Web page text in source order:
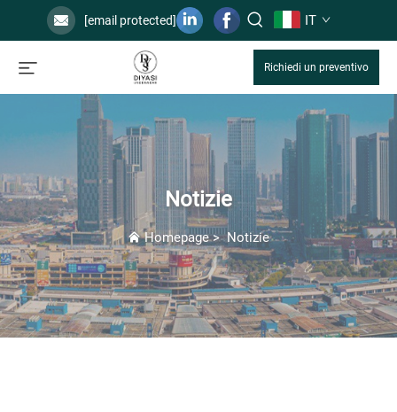
[email protected] IT
Richiedi un preventivo
Notizie
Homepage>Notizie